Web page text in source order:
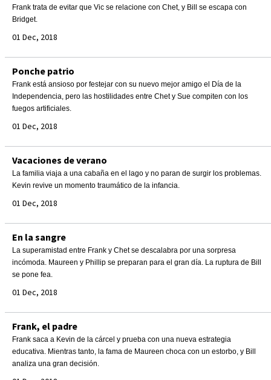
Frank trata de evitar que Vic se relacione con Chet, y Bill se escapa con
Bridget.
01 Dec, 2018
Ponche patrio
Frank está ansioso por festejar con su nuevo mejor amigo el Día de la
Independencia, pero las hostilidades entre Chet y Sue compiten con los
fuegos artificiales.
01 Dec, 2018
Vacaciones de verano
La familia viaja a una cabaña en el lago y no paran de surgir los problemas.
Kevin revive un momento traumático de la infancia.
01 Dec, 2018
En la sangre
La superamistad entre Frank y Chet se descalabra por una sorpresa
incómoda. Maureen y Phillip se preparan para el gran día. La ruptura de Bill
se pone fea.
01 Dec, 2018
Frank, el padre
Frank saca a Kevin de la cárcel y prueba con una nueva estrategia
educativa. Mientras tanto, la fama de Maureen choca con un estorbo, y Bill
analiza una gran decisión.